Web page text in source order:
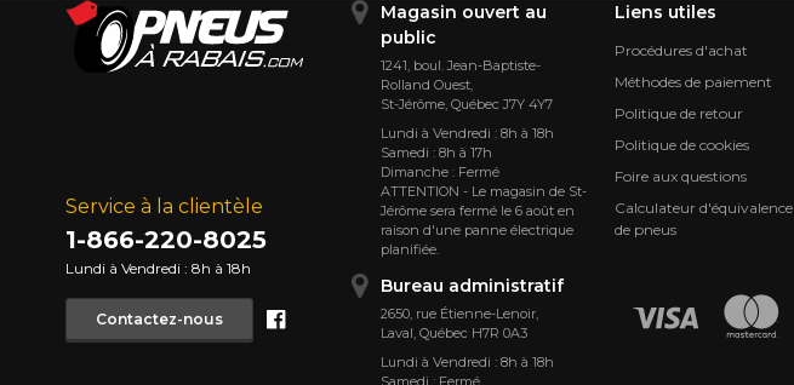
Service à la clientèle
1-866-220-8025
Lundi à Vendredi : 8h à 18h
Contactez-nous Facebook
Magasin ouvert au
public
1241, boul. Jean-Baptiste-
Rolland Ouest,
St⁠-⁠Jérôme, Québec J7Y 4Y7
Lundi à Vendredi : 8h à 18h
Samedi : 8h à 17h
Dimanche : Fermé
ATTENTION - Le magasin de St-
Jérôme sera fermé le 6 août en
raison d'une panne électrique
planifiée.
Bureau administratif
2650, rue Étienne⁠-⁠Lenoir,
Laval, Québec H7R 0A3
Lundi à Vendredi : 8h à 18h
Liens utiles
Procédures d'achat
Méthodes de paiement
Politique de retour
Politique de cookies
Foire aux questions
Calculateur d'équivalence
de pneus